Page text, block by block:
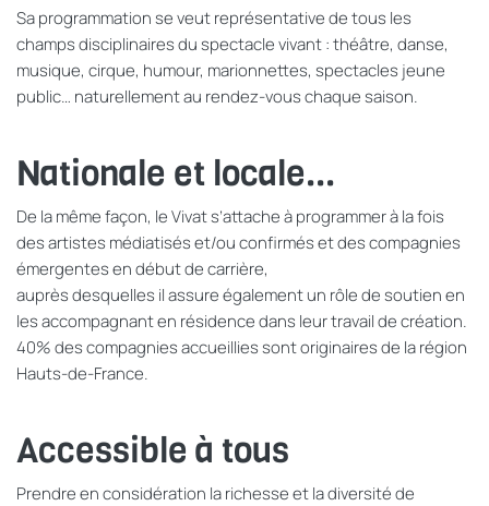
Sa programmation se veut représentative de tous les
champs disciplinaires du spectacle vivant : théâtre, danse,
musique, cirque, humour, marionnettes, spectacles jeune
public… naturellement au rendez-vous chaque saison.
Nationale et locale...
De la même façon, le Vivat s’attache à programmer à la fois
des artistes médiatisés et/ou confirmés et des compagnies
émergentes en début de carrière,
auprès desquelles il assure également un rôle de soutien en
les accompagnant en résidence dans leur travail de création.
40% des compagnies accueillies sont originaires de la région
Hauts-de-France.
Accessible à tous
Prendre en considération la richesse et la diversité de